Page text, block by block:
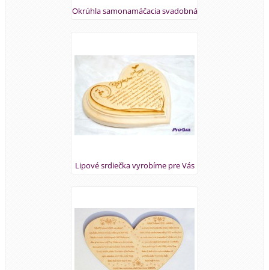
Okrúhla samonamáčacia svadobná
Lipové srdiečka vyrobíme pre Vás